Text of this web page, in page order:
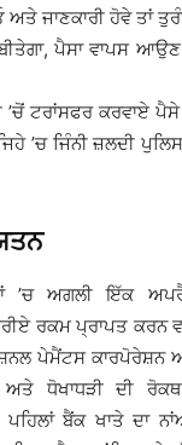
ਜਾਣਕਾਰੀ ਹੋਵੇ ਤਾਂ
ਪੈਸਾ ਵਾਪਸ
’ਚੋਂ ਟਰਾਂਸਫਰ ਕਰਵਾਏ
’ਚ ਜਿੰਨੀ ਜ਼ਲਦੀ
’ਚ ਅਗਲੀ ਇੱਕ
ਰਕਮ ਪ੍ਰਾਪਤ ਕਰਨ
ਪੇਮੈਂਟਸ ਕਾਰਪੋਰੇਸ਼ਨ
ਧੋਖਾਧੜੀ ਦੀ
ਬੈਂਕ ਖਾਤੇ ਦਾ